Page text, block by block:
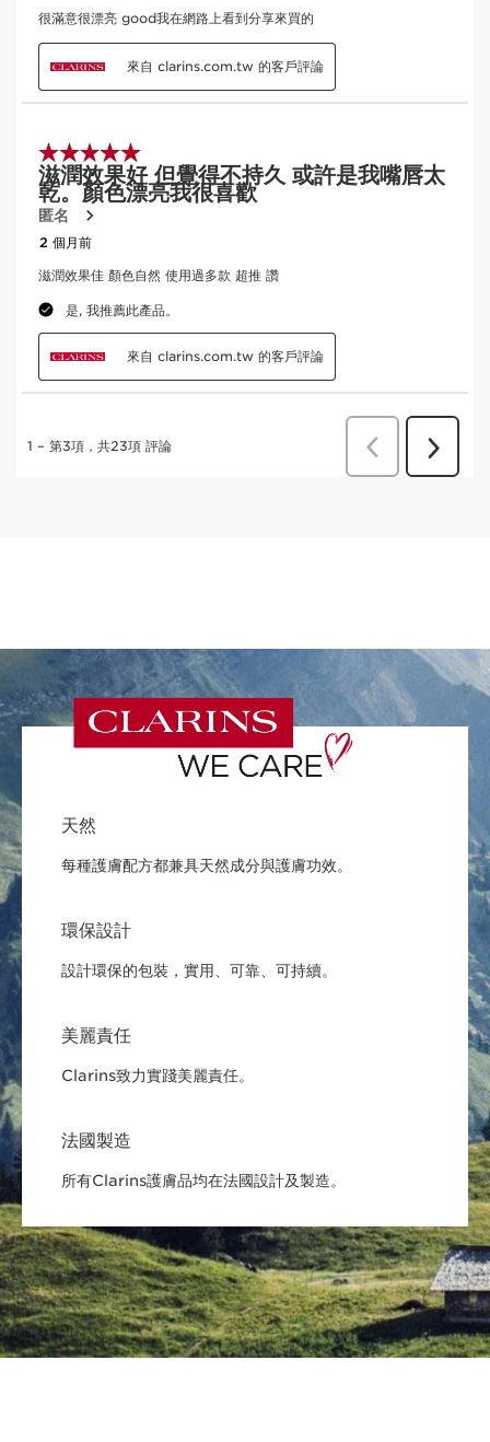
天然
每種護膚配方都兼具天然成分與護膚功效。
環保設計
設計環保的包裝，實用、可靠、可持續。
美麗責任
Clarins致力實踐美麗責任。
法國製造
所有Clarins護膚品均在法國設計及製造。